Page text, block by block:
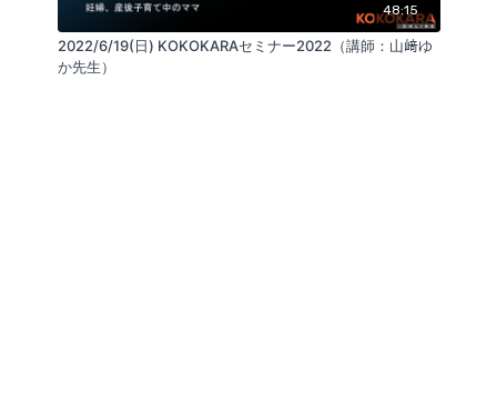
48:15
2022/6/19(日) KOKOKARAセミナー2022（講師：山﨑ゆ
か先生）